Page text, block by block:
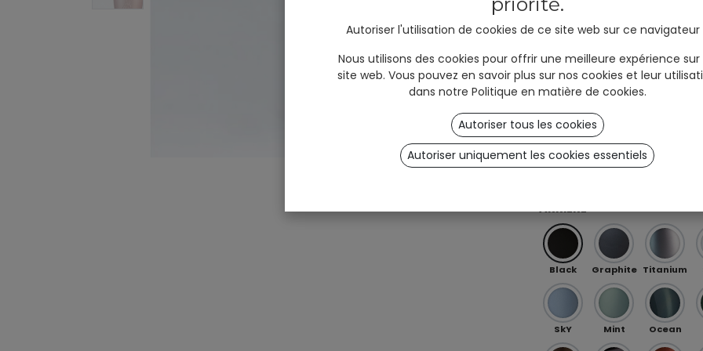
Red Orange Peach
Ö 01
ARRIÈRE
Black Graphite Titanium
SkY Mint Ocean
(B2B)
(B2C)
Sign up
Autoriser l'utilisation de cookies de ce site web sur ce navigateur
Nous utilisons des cookies pour offrir une meilleure expérience sur
site web. Vous pouvez en savoir plus sur nos cookies et leur
dans notre Politique en matière de cookies.
Autoriser tous les cookies
Autoriser uniquement les cookies essentiels